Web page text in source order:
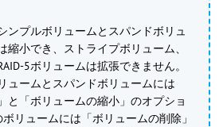
ンプルボリュームとスパンドボリュ
縮小でき、ストライプボリューム、
5ボリュームは拡張できません。
ュームとスパンドボリュームには
と「ボリュームの縮小」のオプショ
リュームには「ボリュームの削除」